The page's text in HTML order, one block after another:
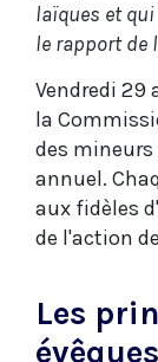
laïques et
le rapport de
Vendredi 29
la
des
annuel.
aux fidèles
de l'action
Les
évêques